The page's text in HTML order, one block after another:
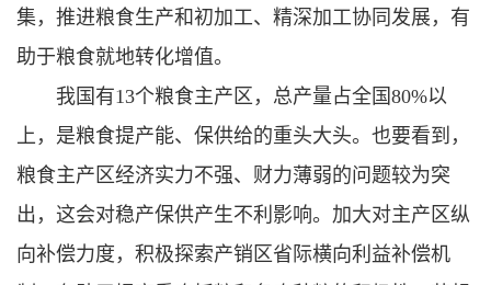
集，推进粮食生产和初加工、精深加工协同发展，有
助于粮食就地转化增值。
我国有13个粮食主产区，总产量占全国80%以
上，是粮食提产能、保供给的重头大头。也要看到，
粮食主产区经济实力不强、财力薄弱的问题较为突
出，这会对稳产保供产生不利影响。加大对主产区纵
向补偿力度，积极探索产销区省际横向利益补偿机